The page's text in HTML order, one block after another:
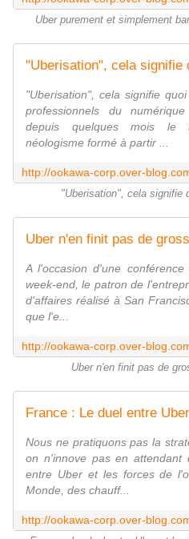
Uber purement et simplement
"Uberisation", cela signifie
"Uberisation", cela signifie
professionnels du
depuis quelques mois le
néologisme formé à partir ...
"Uberisation", cela signifie
Uber n'en finit pas de
A l'occasion d'une
week-end, le patron de
d'affaires réalisé à San
que l'e...
Uber n'en finit pas de
Nous ne pratiquons pas la
on n'innove pas en
entre Uber et les forces de
Monde, des chauff...